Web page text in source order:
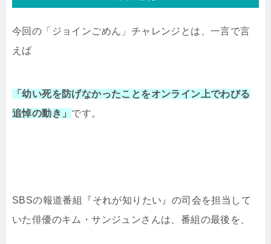
今回の「ジョインごめん」チャレンジとは、一言で言
えば
「幼い死を防げなかったことをオンライン上でわびる
追悼の動き」 です。
SBSの報道番組『それが知りたい』の司会を担当して
いた俳優のキム・サンジュンさんは、番組の最後を、